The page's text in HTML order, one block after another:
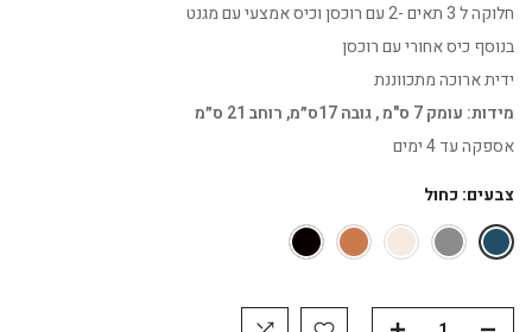
חלוקה ל 3 תאים -2 עם רוכסן וכיס אמצעי עם מגנט
בנוסף כיס אחורי עם רוכסן
ידית ארוכה מתכווננת
מידות: עומק 7 ס"מ , גובה 17ס״מ, רוחב 21 ס״מ
אספקה עד 4 ימים
צבעים: כחול